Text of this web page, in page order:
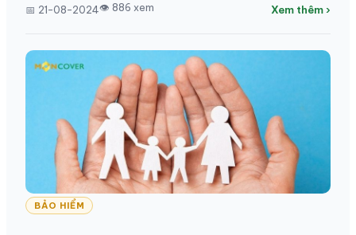
📅 21-08-2024👁 886 xem Xem thêm ›
BẢO HIỂM